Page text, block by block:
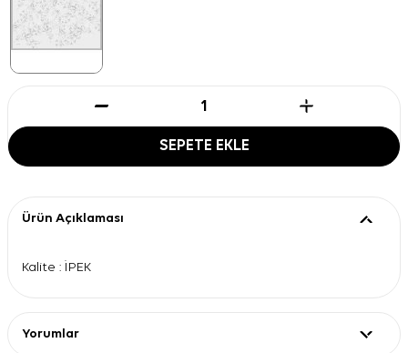
SEPETE EKLE
Ürün Açıklaması
Kalite : İPEK
Yorumlar